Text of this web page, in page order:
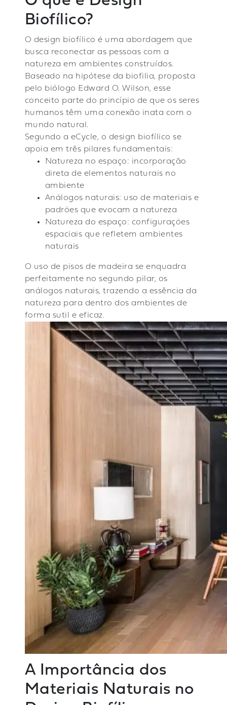
Biofílico?
O design biofílico é uma abordagem que
busca reconectar as pessoas com a
natureza em ambientes construídos.
Baseado na hipótese da biofilia, proposta
pelo biólogo Edward O. Wilson, esse
conceito parte do princípio de que os seres
humanos têm uma conexão inata com o
mundo natural.
Segundo a eCycle, o design biofílico se
apoia em três pilares fundamentais:
Natureza no espaço: incorporação
direta de elementos naturais no
ambiente
Análogos naturais: uso de materiais e
padrões que evocam a natureza
Natureza do espaço: configurações
espaciais que refletem ambientes
naturais
O uso de pisos de madeira se enquadra
perfeitamente no segundo pilar, os
análogos naturais, trazendo a essência da
natureza para dentro dos ambientes de
forma sutil e eficaz.
A Importância dos
Materiais Naturais no